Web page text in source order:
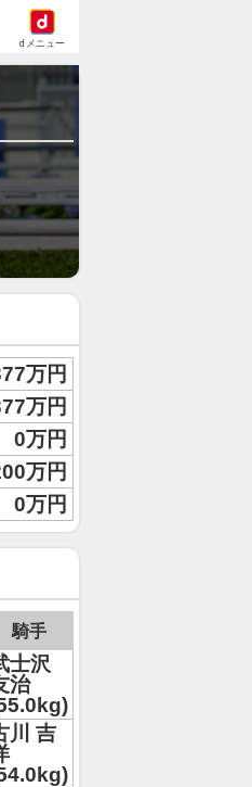
dメニュー
万円
万円
0万円
万円
0万円
騎手
士沢
治
川 吉